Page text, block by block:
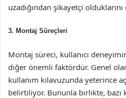
uzadığından şikayetçi
3. Montaj Süreçleri
Montaj süreci, kullanıcı
diğer önemli faktördür. Genel
kullanım kılavuzunda yeterince
belirtiliyor. Bununla birlikte, bazı